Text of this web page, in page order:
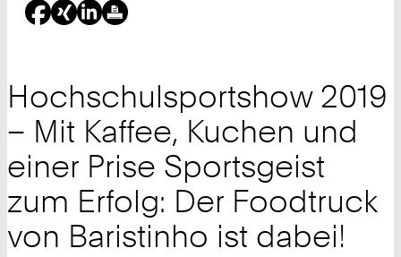
Hochschulsportshow 2019
– Mit Kaffee, Kuchen und
einer Prise Sportsgeist
zum Erfolg: Der Foodtruck
von Baristinho ist dabei!